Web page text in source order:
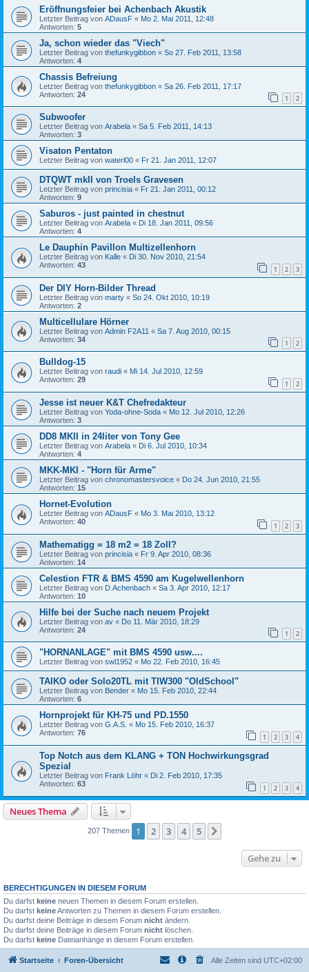
Eröffnungsfeier bei Achenbach Akustik
Letzter Beitrag von ADausF « Mo 2. Mai 2011, 12:48
Antworten: 5
Ja, schon wieder das "Viech"
Letzter Beitrag von thefunkygibbon « So 27. Feb 2011, 13:58
Antworten: 4
Chassis Befreiung
Letzter Beitrag von thefunkygibbon « Sa 26. Feb 2011, 17:17
Antworten: 24 1 2
Subwoofer
Letzter Beitrag von Arabela « Sa 5. Feb 2011, 14:13
Antworten: 3
Visaton Pentaton
Letzter Beitrag von waterl00 « Fr 21. Jan 2011, 12:07
DTQWT mkII von Troels Gravesen
Letzter Beitrag von princisia « Fr 21. Jan 2011, 00:12
Antworten: 9
Saburos - just painted in chestnut
Letzter Beitrag von Arabela « Di 18. Jan 2011, 09:56
Antworten: 4
Le Dauphin Pavillon Multizellenhorn
Letzter Beitrag von Kalle « Di 30. Nov 2010, 21:54
Antworten: 43 1 2 3
Der DIY Horn-Bilder Thread
Letzter Beitrag von marty « So 24. Okt 2010, 10:19
Antworten: 2
Multicellulare Hörner
Letzter Beitrag von Admin F2A11 « Sa 7. Aug 2010, 00:15
Antworten: 34 1 2
Bulldog-15
Letzter Beitrag von raudi « Mi 14. Jul 2010, 12:59
Antworten: 29 1 2
Jesse ist neuer K&T Chefredakteur
Letzter Beitrag von Yoda-ohne-Soda « Mo 12. Jul 2010, 12:26
Antworten: 3
DD8 MKII in 24liter von Tony Gee
Letzter Beitrag von Arabela « Di 6. Jul 2010, 10:34
Antworten: 4
MKK-MKI - "Horn für Arme"
Letzter Beitrag von chronomastersvoice « Do 24. Jun 2010, 21:55
Antworten: 15
Hornet-Evolution
Letzter Beitrag von ADausF « Mo 3. Mai 2010, 13:12
Antworten: 40 1 2 3
Mathematigg = 18 m2 = 18 Zoll?
Letzter Beitrag von princisia « Fr 9. Apr 2010, 08:36
Antworten: 14
Celestion FTR & BMS 4590 am Kugelwellenhorn
Letzter Beitrag von D.Achenbach « Sa 3. Apr 2010, 12:17
Antworten: 10
Hilfe bei der Suche nach neuem Projekt
Letzter Beitrag von av « Do 11. Mär 2010, 18:29
Antworten: 24 1 2
"HORNANLAGE" mit BMS 4590 usw....
Letzter Beitrag von swl1952 « Mo 22. Feb 2010, 16:45
TAIKO oder Solo20TL mit TIW300 "OldSchool"
Letzter Beitrag von Bender « Mo 15. Feb 2010, 22:44
Antworten: 6
Hornprojekt für KH-75 und PD.1550
Letzter Beitrag von G.A.S. « Mo 15. Feb 2010, 16:37
Antworten: 76 1 2 3 4
Top Notch aus dem KLANG + TON Hochwirkungsgrad
Spezial
Letzter Beitrag von Frank Löhr « Di 2. Feb 2010, 17:35
Antworten: 63 1 2 3 4
Neues Thema
207 Themen 1 2 3 4 5
Gehe zu
BERECHTIGUNGEN IN DIESEM FORUM
Du darfst keine neuen Themen in diesem Forum erstellen.
Du darfst keineAntworten zu Themen in diesem Forum erstellen.
Du darfst deine Beiträge in diesem Forum nicht ändern.
Du darfst deine Beiträge in diesem Forum nicht löschen.
Du darfst keine Dateianhänge in diesem Forum erstellen.
Startseite Foren-Übersicht Alle Zeiten sind UTC+02:00